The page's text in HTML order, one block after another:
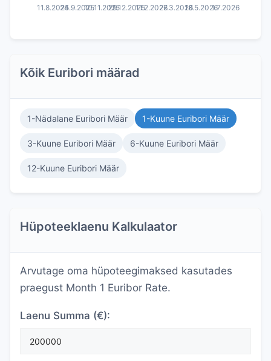
Kõik Euribori määrad
1-Nädalane Euribori Määr 1-Kuune Euribori Määr
3-Kuune Euribori Määr 6-Kuune Euribori Määr
12-Kuune Euribori Määr
Hüpoteeklaenu Kalkulaator
Arvutage oma hüpoteegimaksed kasutades
praegust Month 1 Euribor Rate.
Laenu Summa (€):